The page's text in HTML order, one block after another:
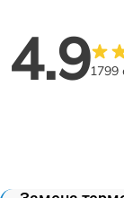
4.91799